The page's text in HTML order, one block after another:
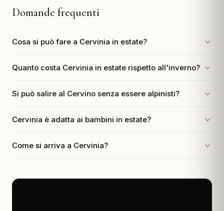
Domande frequenti
Cosa si può fare a Cervinia in estate?
Quanto costa Cervinia in estate rispetto all'inverno?
Si può salire al Cervino senza essere alpinisti?
Cervinia è adatta ai bambini in estate?
Come si arriva a Cervinia?